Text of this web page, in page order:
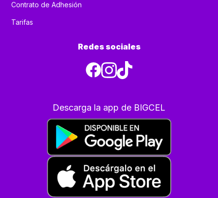
Contrato de Adhesión
Tarifas
Redes sociales
Descarga la app de BIGCEL